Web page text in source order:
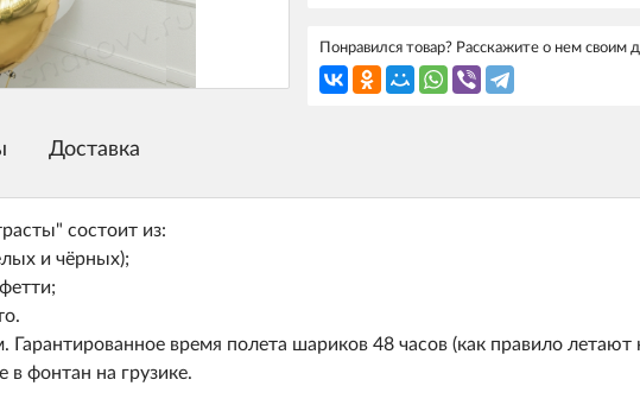
Понравился товар? Расскажите о нем своим
Доставка
состоит из:
и чёрных);
Гарантированное время полета шариков 48 часов (как правило
фонтан на грузике.